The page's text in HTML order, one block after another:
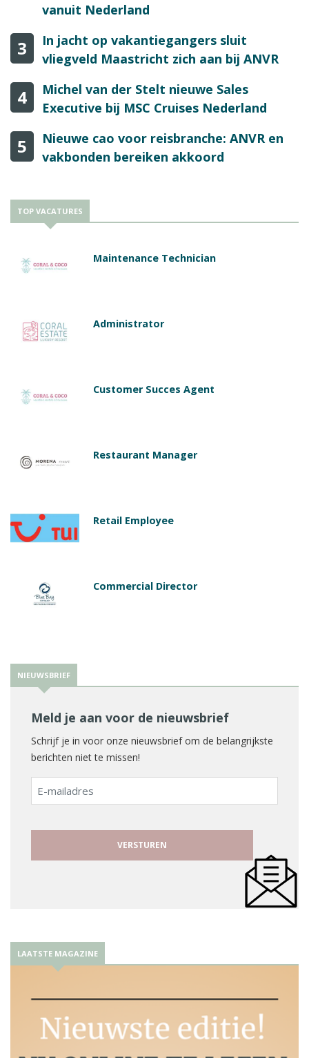
vanuit Nederland
3
In jacht op vakantiegangers sluit
vliegveld Maastricht zich aan bij ANVR
4
Michel van der Stelt nieuwe Sales
Executive bij MSC Cruises Nederland
5
Nieuwe cao voor reisbranche: ANVR en
vakbonden bereiken akkoord
TOP VACATURES
Maintenance Technician
Administrator
Customer Succes Agent
Restaurant Manager
Retail Employee
Commercial Director
NIEUWSBRIEF
Meld je aan voor de nieuwsbrief
Schrijf je in voor onze nieuwsbrief om de belangrijkste
berichten niet te missen!
E-
mailadres
LAATSTE MAGAZINE